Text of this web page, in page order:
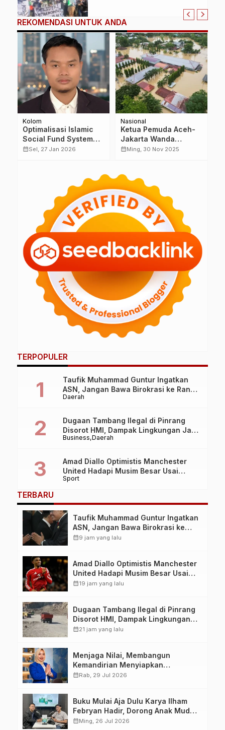
Agung Bagus Pratiksa Linggih
REKOMENDASI UNTUK ANDA
Kolom
Optimalisasi Islamic
Social Fund System
(Zakat, Infaq,
Pengembangan Sektor
Usaha Kecil dalam
Pemanfaatan The
window of opportunity
Tahun 2020-2030 di
Indonesia
calendar_monthSel, 27 Jan 2026
Nasional
Ketua Pemuda Aceh-
Jakarta Wanda
Assyura Perjuangkan
Terdampak
calendar_monthMing, 30 Nov 2025
TERPOPULER
Daerah
Taufik Muhammad Guntur Ingatkan
ASN, Jangan Bawa Birokrasi ke Ranah
Politik Praktis
Business Daerah
Dugaan Tambang Ilegal di Pinrang
Disorot HMI, Dampak Lingkungan Jadi
Perhatian
Sport
Amad Diallo Optimistis Manchester
United Hadapi Musim Besar Usai
Imbang 1-1 Lawan PSG
TERBARU
Taufik Muhammad Guntur Ingatkan
ASN, Jangan Bawa Birokrasi ke
Ranah Politik Praktis
calendar_month9 jam yang lalu
Amad Diallo Optimistis Manchester
United Hadapi Musim Besar Usai
Imbang 1-1 Lawan PSG
calendar_month19 jam yang lalu
Dugaan Tambang Ilegal di Pinrang
Disorot HMI, Dampak Lingkungan
Jadi Perhatian
calendar_month21 jam yang lalu
Menjaga Nilai, Membangun
Kemandirian Menyiapkan
Kepemimpinan Ekonomi Perempuan
Jamaah
calendar_monthRab, 29 Jul 2026
Buku Mulai Aja Dulu Karya Ilham
Febryan Hadir, Dorong Anak Muda
Berhenti Menunda dan Mulai
calendar_monthMing, 26 Jul 2026